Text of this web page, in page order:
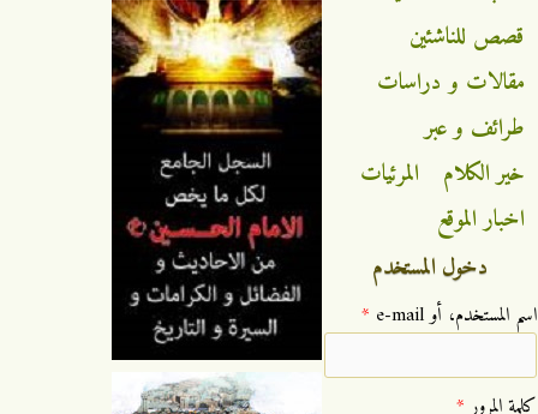
قصص للناشئين
مقالات و دراسات
طرائف و عبر
خير الكلام
المرئيات
اخبار الموقع
دخول المستخدم
‏اسم المستخدم، أو e-mail ‏ *
‏كلمة المرور ‏ *